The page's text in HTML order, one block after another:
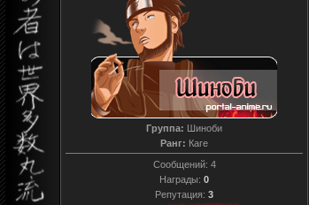
Группа: Шиноби
Ранг: Каге
Сообщений: 4
Награды: 0
Репутация: 3